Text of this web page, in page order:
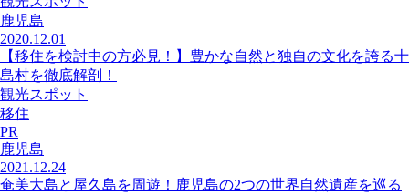
鹿児島
2020.12.01
【移住を検討中の方必見！】豊かな自然と独自の文化を誇る十
島村を徹底解剖！
観光スポット
移住
PR
鹿児島
2021.12.24
奄美大島と屋久島を周遊！鹿児島の2つの世界自然遺産を巡る